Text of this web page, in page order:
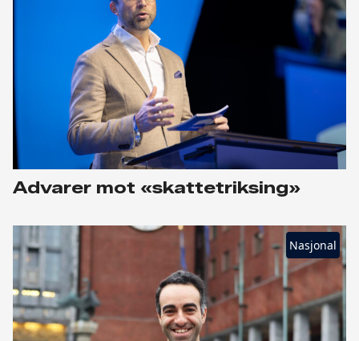
Advarer mot «skattetriksing»
Nasjonal